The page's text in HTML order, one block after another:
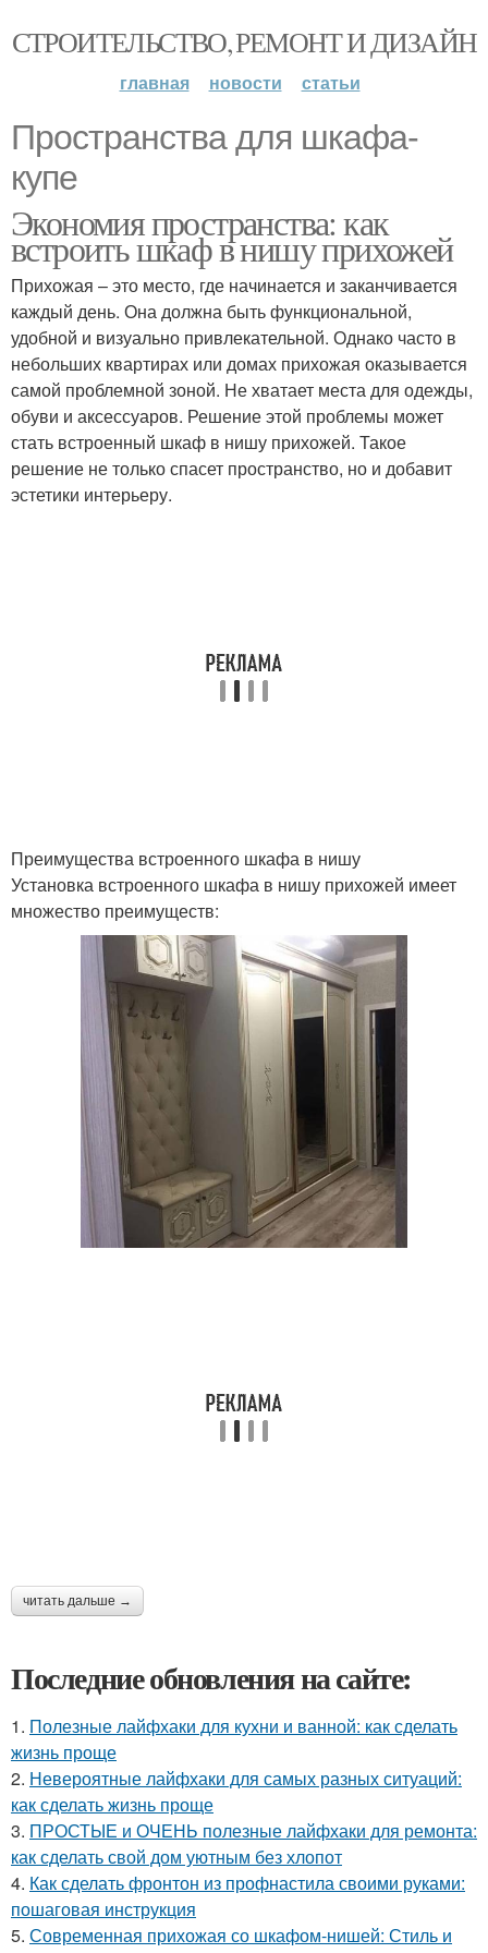
СТРОИТЕЛЬСТВО, РЕМОНТ И ДИЗАЙН
главная новости статьи
Пространства для шкафа-
купе
Экономия пространства: как
встроить шкаф в нишу прихожей
Прихожая – это место, где начинается и заканчивается
каждый день. Она должна быть функциональной,
удобной и визуально привлекательной. Однако часто в
небольших квартирах или домах прихожая оказывается
самой проблемной зоной. Не хватает места для одежды,
обуви и аксессуаров. Решение этой проблемы может
стать встроенный шкаф в нишу прихожей. Такое
решение не только спасет пространство, но и добавит
эстетики интерьеру.
Преимущества встроенного шкафа в нишу
Установка встроенного шкафа в нишу прихожей имеет
множество преимуществ:
читать дальше →
Последние обновления на сайте:
1. Полезные лайфхаки для кухни и ванной: как сделать
жизнь проще
2. Невероятные лайфхаки для самых разных ситуаций:
как сделать жизнь проще
3. ПРОСТЫЕ и ОЧЕНЬ полезные лайфхаки для ремонта:
как сделать свой дом уютным без хлопот
4. Как сделать фронтон из профнастила своими руками:
пошаговая инструкция
5. Современная прихожая со шкафом-нишей: Стиль и